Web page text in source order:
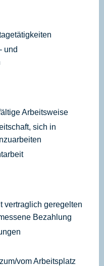
und
Arbeitsweise
sich in
vertraglich geregelten
Bezahlung
vom Arbeitsplatz